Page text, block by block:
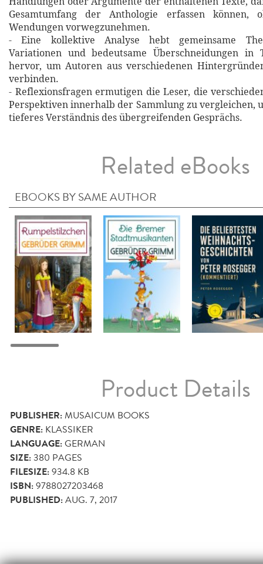
Gesamtumfang der Anthologie erfassen können,
Wendungen vorwegzunehmen.
- Eine kollektive Analyse hebt gemeinsame
Variationen und bedeutsame Überschneidungen in
hervor, um Autoren aus verschiedenen
verbinden.
- Reflexionsfragen ermutigen die Leser, die
Perspektiven innerhalb der Sammlung zu vergleichen,
tieferes Verständnis des übergreifenden Gesprächs.
Related eBooks
EBOOKS BY SAME AUTHOR
Product Details
PUBLISHER:MUSAICUM BOOKS
GENRE: KLASSIKER
LANGUAGE:GERMAN
SIZE:380 PAGES
FILESIZE:934.8 KB
ISBN:9788027203468
PUBLISHED:AUG. 7, 2017